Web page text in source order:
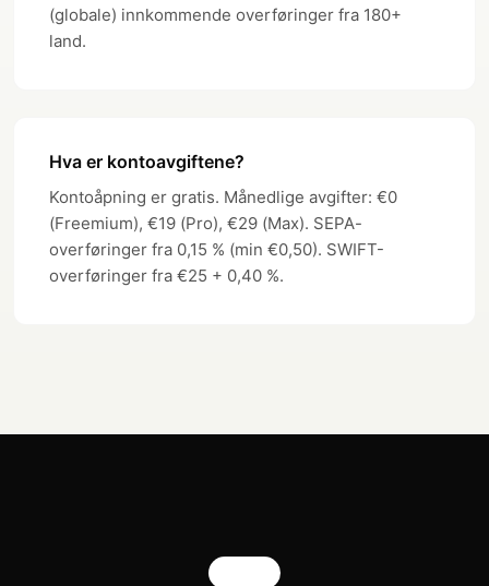
(globale) innkommende overføringer fra 180+
land.
Hva er kontoavgiftene?
Kontoåpning er gratis. Månedlige avgifter: €0
(Freemium), €19 (Pro), €29 (Max). SEPA-
overføringer fra 0,15 % (min €0,50). SWIFT-
overføringer fra €25 + 0,40 %.